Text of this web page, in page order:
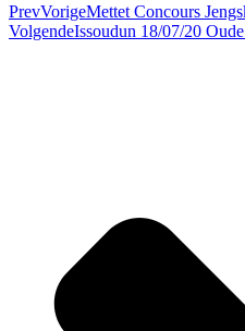
PrevVorigeMettet Concours
VolgendeIssoudun 18/07/20